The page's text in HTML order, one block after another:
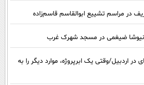
در مراسم تشییع ابوالقاسم قاسم‌زاده
نیوشا ضیغمی در مسجد شهرک غرب
در اردبیل/وقتی یک ابرپروژه، موارد دیگر را به